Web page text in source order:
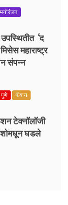
मनोरंजन
उपस्थितीत ‘द
महाराष्ट्र
संपन्न
पुणे
फॅशन
टेक्नॉलॉजी
घडले